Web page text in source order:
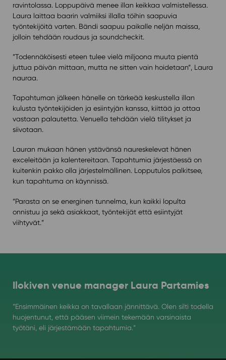
ravintolassa. Loppupäivä menee illan keikkaa valmistellessa.
Laura laittaa baarin valmiiksi illalla töihin saapuvia
työntekijöitä varten. Bändi saapuu paikalle neljän maissa,
jolloin tehdään roudaus ja soundcheckit.
”Todennäköisesti eteen tulee vielä miljoona muuta pientä
juttua päivän mittaan, mutta ne sitten vain hoidetaan”, Laura
nauraa.
Tapahtuman jälkeen hänelle on tärkeää keskustella illan
kulusta työntekijöiden ja esiintyjän kanssa, kiittää ja ottaa
vastaan palautetta. Venuella tehdään vielä tilitykset ja
siivotaan.
Lauran mukaan hänen ystävänsä naureskelevat hänen
exceleitään ja kalentereitaan. Tapahtumia järjestäessä on
kuitenkin pakko olla järjestelmällinen. Lopputulos palkitsee,
kun tapahtuma on käynnissä.
”Parasta on se energinen tunnelma, kun kaikki lopulta
onnistuu ja sekä asiakkaat, työntekijät että esiintyjät
viihtyvät.”
Ilokiven venue manager Laura Partamies
”Ensimmäinen keikka on tavallaan jännittävä. Olen silti todella
huojentunut, että pääsen viimein tekemään varsinaista
työtäni, eli järjestämään tapahtumia.”